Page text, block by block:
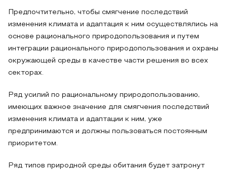
Предпочтительно, чтобы смягчение последствий
изменения климата и адаптация к ним осуществлялись на
основе рационального природопользования и путем
интеграции рационального природопользования и охраны
окружающей среды в качестве части решения во всех
секторах.
Ряд усилий по рациональному природопользованию,
имеющих важное значение для смягчения последствий
изменения климата и адаптации к ним, уже
предпринимаются и должны пользоваться постоянным
приоритетом.
Ряд типов природной среды обитания будет затронут